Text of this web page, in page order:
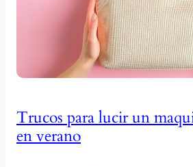
Trucos para lucir un
en verano